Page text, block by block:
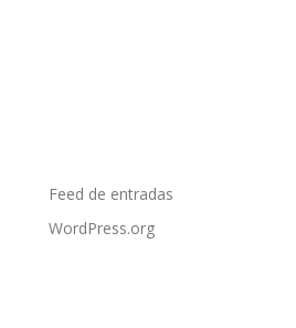
Feed de entradas
WordPress.org